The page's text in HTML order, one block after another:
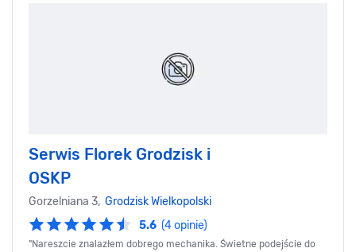
Serwis Florek Grodzisk i
OSKP
Gorzelniana 3, Grodzisk Wielkopolski
5.6 (4 opinie)
"Nareszcie znalazłem dobrego mechanika. Świetne podejście do